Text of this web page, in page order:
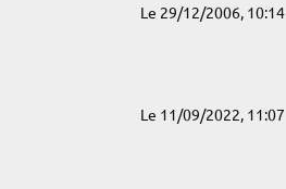
Le 29/12/2006, 10:14
Le 11/09/2022, 11:07